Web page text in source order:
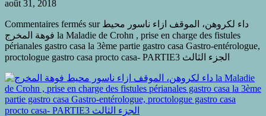
août 31, 2018
Commentaires fermés sur داء لكروهن، الموقف ازاء ناسور محيط
فوهة المخرج la Maladie de Crohn , prise en charge des fistules
périanales gastro casa la 3ème partie gastro casa Gastro-entérologue,
proctologue gastro casa procto casa- PARTIE3 الجزء الثالث